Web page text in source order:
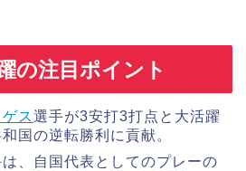
の注目ポイント
ス選手が3安打3打点と大活躍
国の逆転勝利に貢献。
、自国代表としてのプレーの